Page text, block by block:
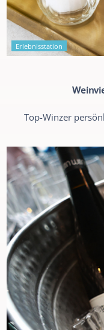
Erlebnisstation
Top-Winzer